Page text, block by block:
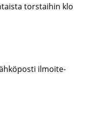
tors­tai­hin klo
il­moi­te­